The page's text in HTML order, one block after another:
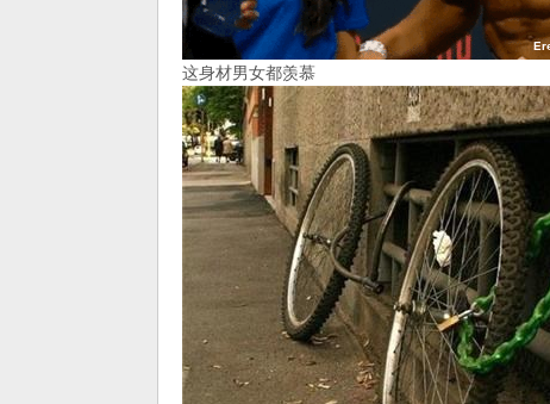
这身材男女都羡慕